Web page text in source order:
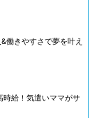
働きやすさで夢を叶え
給！気遣いママがサ